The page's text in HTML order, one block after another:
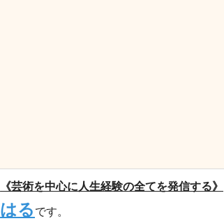
《芸術を中心に人生経験の全てを発信する》
はる です。